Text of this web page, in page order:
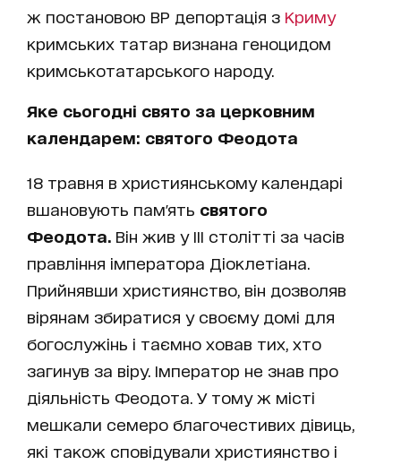
ж постановою ВР депортація з Криму
кримських татар визнана геноцидом
кримськотатарського народу.
Яке сьогодні свято за церковним
календарем: святого Феодота
18 травня в християнському календарі
вшановують пам'ять святого
Феодота. Він жив у III столітті за часів
правління імператора Діоклетіана.
Прийнявши християнство, він дозволяв
вірянам збиратися у своєму домі для
богослужінь і таємно ховав тих, хто
загинув за віру. Імператор не знав про
діяльність Феодота. У тому ж місті
мешкали семеро благочестивих дівиць,
які також сповідували християнство і